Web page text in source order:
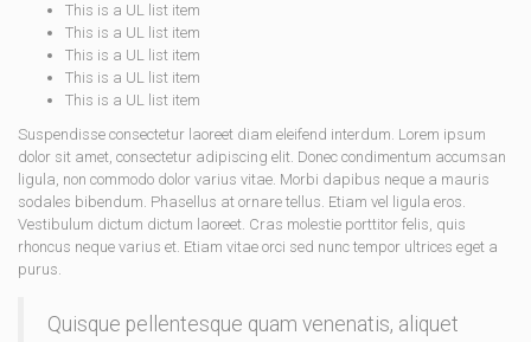
This is a UL list item
This is a UL list item
This is a UL list item
This is a UL list item
This is a UL list item
Suspendisse consectetur laoreet diam eleifend interdum. Lorem ipsum
dolor sit amet, consectetur adipiscing elit. Donec condimentum accumsan
ligula, non commodo dolor varius vitae. Morbi dapibus neque a mauris
sodales bibendum. Phasellus at ornare tellus. Etiam vel ligula eros.
Vestibulum dictum dictum laoreet. Cras molestie porttitor felis, quis
rhoncus neque varius et. Etiam vitae orci sed nunc tempor ultrices eget a
purus.
Quisque pellentesque quam venenatis, aliquet